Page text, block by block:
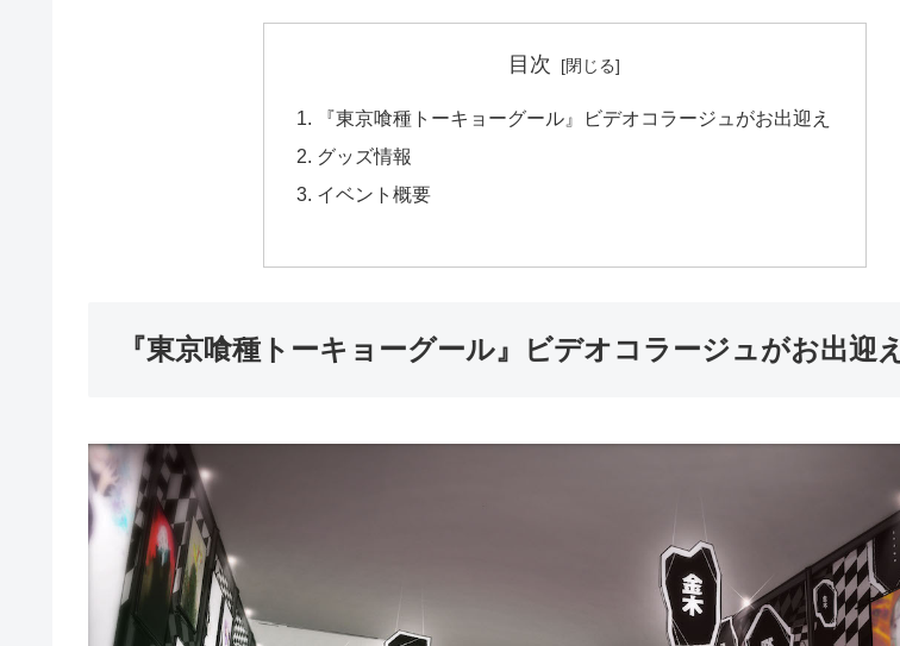
目次
『東京喰種トーキョーグール』ビデオコラージュがお出迎え
グッズ情報
イベント概要
『東京喰種トーキョーグール』ビデオコラージュがお出迎え